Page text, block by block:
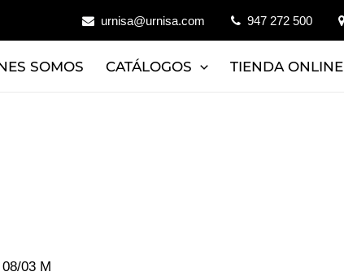
urnisa@urnisa.com 947 272 500
SOMOS CATÁLOGOS TIENDA ONLINE
03 M